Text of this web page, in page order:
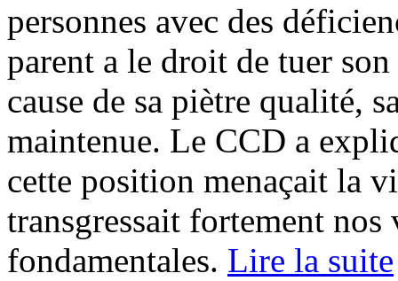
personnes avec des
parent a le droit de tuer
cause de sa piètre qualité,
maintenue. Le CCD a
cette position menaçait la
transgressait fortement
fondamentales. Lire la suite